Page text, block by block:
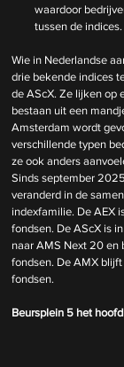
waardoor
tussen de indices.
Wie in Nederlandse
drie bekende indices
de AScX. Ze lijken op
bestaan uit een
Amsterdam wordt
verschillende typen
ze ook anders
Sinds september
veranderd in de
indexfamilie. De AEX
fondsen. De AScX is
naar AMS Next 20 en
fondsen. De AMX
fondsen.
Beursplein 5 het